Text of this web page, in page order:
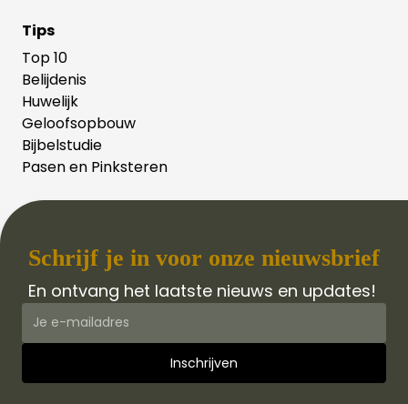
Tips
Top 10
Belijdenis
Huwelijk
Geloofsopbouw
Bijbelstudie
Pasen en Pinksteren
Schrijf je in voor onze nieuwsbrief
En ontvang het laatste nieuws en updates!